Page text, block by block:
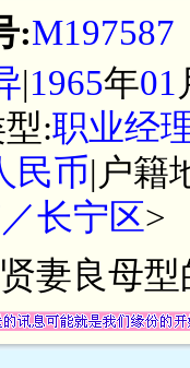
:M197587
|1965年01
:职业经
民币|户籍
长宁区>
妻良母